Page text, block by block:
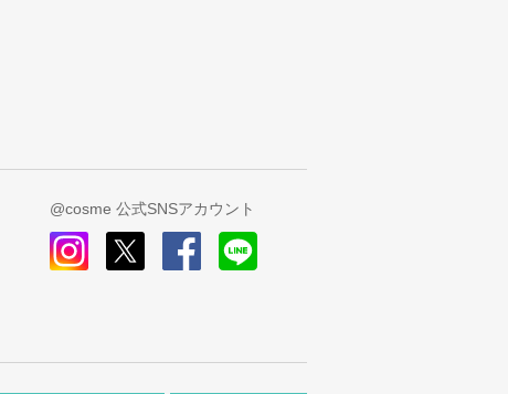
@cosme 公式SNSアカウント